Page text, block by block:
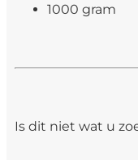
1000 gram
Is dit niet wat u